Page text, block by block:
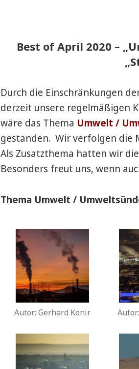
Best of April 2020 –
Durch die Einschränkungen
derzeit unsere regelmäßigen
wäre das Thema Umwelt /
gestanden. Wir verfolgen die
Als Zusatzthema hatten wir
Besonders freut uns, wenn
Thema Umwelt /
Autor: Gerhard Konir